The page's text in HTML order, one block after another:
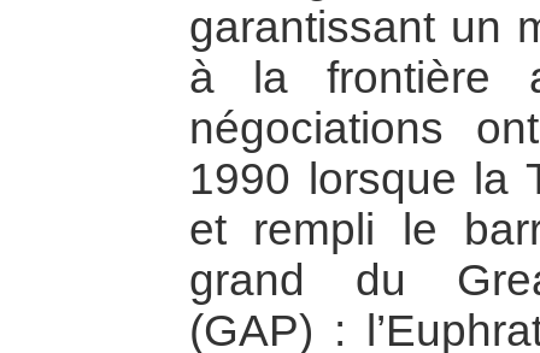
garantissant un
à la frontière
négociations
1990 lorsque la
et rempli le
grand du
(GAP) :